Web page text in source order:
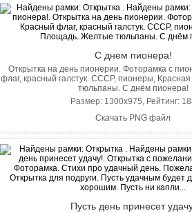
С днем пионера!
Открытка на день пионерии. Фоторамка с
флаг, красный галстук. СССР, пионеры,
тюльпаны. С днём пионера!
Размер: 1300x975, Рейтинг:
Скачать PNG файл
Пусть день принесет